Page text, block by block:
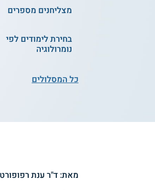
מצליחנים מספרים
בחירת לימודים לפי
נומרולוגיה
כל המסלולים
מאת: ד"ר ענת רפופורט